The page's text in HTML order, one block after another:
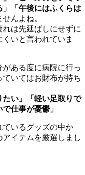
」「午後にはふくらは
んよね。
は先延ばしにせずに
いと言われていま
ある度に病院に行っ
いてはお財布が持ち
たい」「軽い足取りで
仕事が憂鬱」
ているグッズの中か
イテムを厳選しまし